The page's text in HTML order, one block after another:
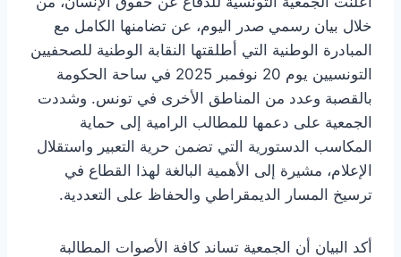
خلال بيان رسمي صدر اليوم، عن تضامنها الكامل مع
المبادرة الوطنية التي أطلقتها النقابة الوطنية للصحفيين
التونسيين يوم 20 نوفمبر 2025 في ساحة الحكومة
بالقصبة وعدد من المناطق الأخرى في تونس. وشددت
الجمعية على دعمها للمطالب الرامية إلى حماية
المكاسب الدستورية التي تضمن حرية التعبير واستقلال
الإعلام، مشيرة إلى الأهمية البالغة لهذا القطاع في
ترسيخ المسار الديمقراطي والحفاظ على التعددية.
أكد البيان أن الجمعية تساند كافة الأصوات المطالبة